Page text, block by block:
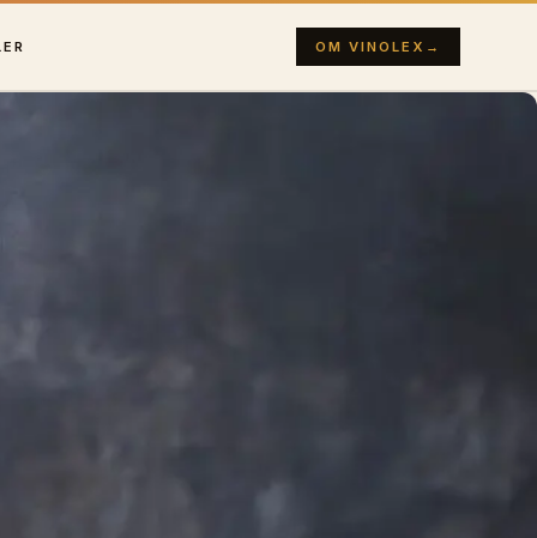
OM VINOLEX →